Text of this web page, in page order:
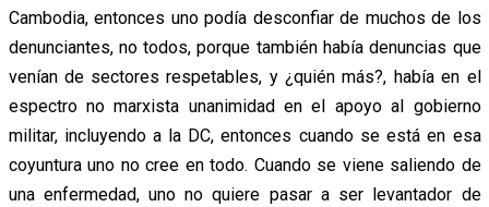
Cambodia, entonces uno podía desconfiar de muchos de los
denunciantes, no todos, porque también había denuncias que
venían de sectores respetables, y ¿quién más?, había en el
espectro no marxista unanimidad en el apoyo al gobierno
militar, incluyendo a la DC, entonces cuando se está en esa
coyuntura uno no cree en todo. Cuando se viene saliendo de
una enfermedad, uno no quiere pasar a ser levantador de